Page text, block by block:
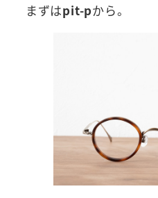
まずはpit-pから。